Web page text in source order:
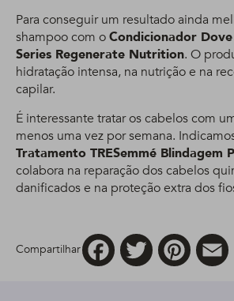
Para conseguir um resultado ainda
shampoo com oCondicionador
Series Regenerate Nutrition. O
hidratação intensa, na nutrição e na
capilar.
É interessante tratar os cabelos com
menos uma vez por semana.
Tratamento TRESemmé Blindagem
colabora na reparação dos cabelos
danificados e na proteção extra dos
Compartilhar
FacebookTwitter Pinterest